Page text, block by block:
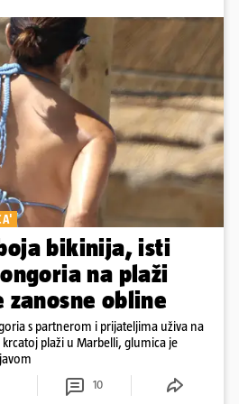
bikinija, isti
na plaži
obline
s partnerom i prijateljima uživa na
plaži u Marbelli, glumica je
10